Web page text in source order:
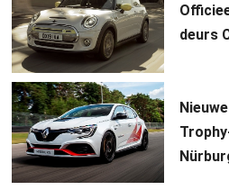
deurs